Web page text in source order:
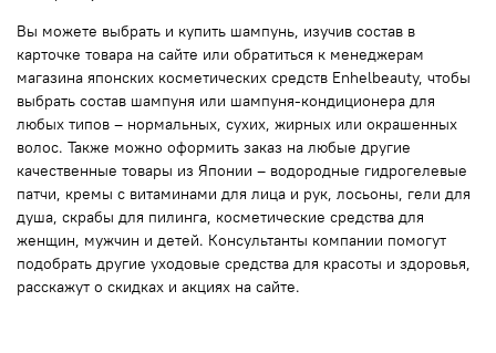
Вы можете выбрать и купить шампунь, изучив состав в
карточке товара на сайте или обратиться к менеджерам
магазина японских косметических средств Enhelbeauty, чтобы
выбрать состав шампуня или шампуня-кондиционера для
любых типов – нормальных, сухих, жирных или окрашенных
волос. Также можно оформить заказ на любые другие
качественные товары из Японии – водородные гидрогелевые
патчи, кремы с витаминами для лица и рук, лосьоны, гели для
душа, скрабы для пилинга, косметические средства для
женщин, мужчин и детей. Консультанты компании помогут
подобрать другие уходовые средства для красоты и здоровья,
расскажут о скидках и акциях на сайте.